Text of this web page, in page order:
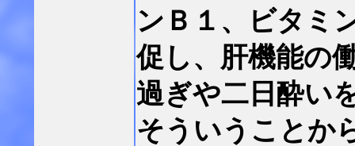
ンＢ１、ビタミ
促し、肝機能の
過ぎや二日酔い
そういうことか